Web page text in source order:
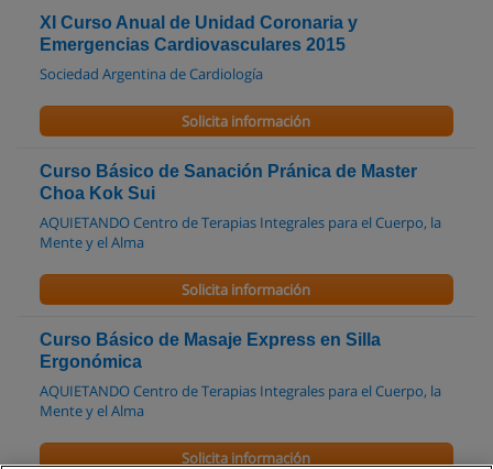
XI Curso Anual de Unidad Coronaria y
Emergencias Cardiovasculares 2015
Sociedad Argentina de Cardiología
Solicita información
Curso Básico de Sanación Pránica de Master
Choa Kok Sui
AQUIETANDO Centro de Terapias Integrales para el Cuerpo, la
Mente y el Alma
Solicita información
Curso Básico de Masaje Express en Silla
Ergonómica
AQUIETANDO Centro de Terapias Integrales para el Cuerpo, la
Mente y el Alma
Solicita información